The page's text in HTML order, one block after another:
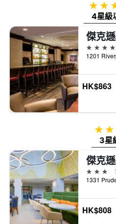
4星級
4星級
HK$863
3
3星
3星級
HK$808